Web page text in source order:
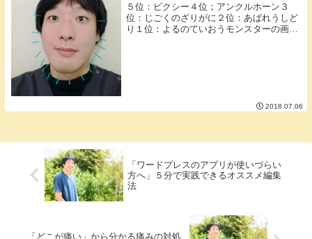
５位：ピクシー４位；アンクルホーン３
位：じごくのざりがに２位：あばれうしど
り１位：よるのていおうモンスターの画像
2018.07.06
「ワードプレスのアプリが使いづらい
方へ」５分で実践できるオススメ編集
法
「どこが痛い」から分かる痛みの対処